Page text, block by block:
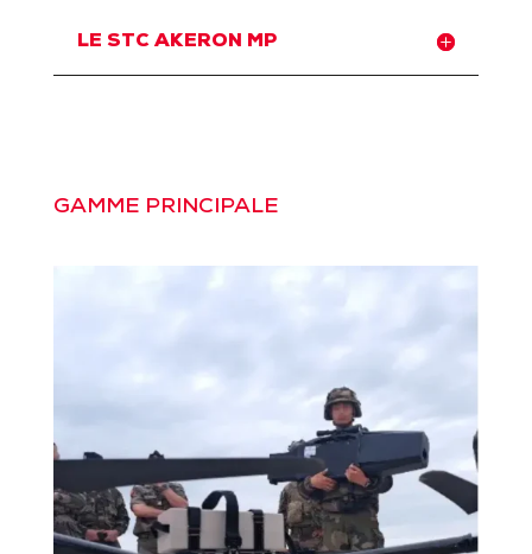
LE STC AKERON MP
GAMME PRINCIPALE